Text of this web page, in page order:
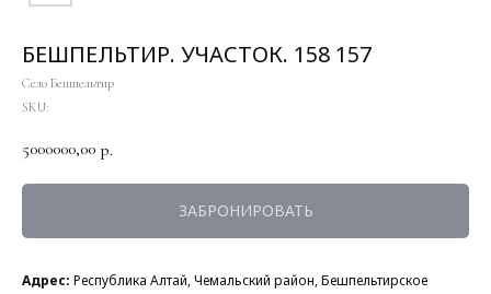
БЕШПЕЛЬТИР. УЧАСТОК. 158 157
Село Бешпельтир
SKU:
5000000,00 р.
ЗАБРОНИРОВАТЬ
Адрес: Республика Алтай, Чемальский район, Бешпельтирское